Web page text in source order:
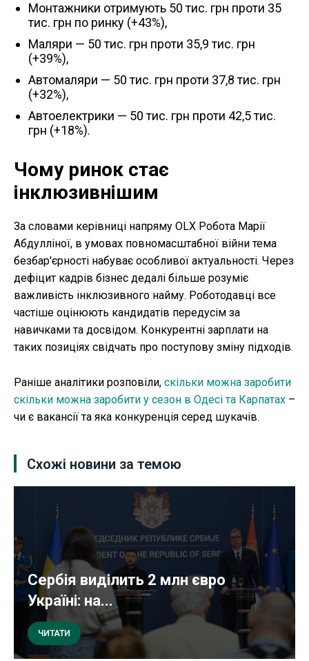
Монтажники отримують 50 тис. грн проти 35
тис. грн по ринку (+43%),
Маляри — 50 тис. грн проти 35,9 тис. грн
(+39%),
Автомаляри — 50 тис. грн проти 37,8 тис. грн
(+32%),
Автоелектрики — 50 тис. грн проти 42,5 тис.
грн (+18%).
Чому ринок стає
інклюзивнішим
За словами керівниці напряму OLX Робота Марії
Абдулліної, в умовах повномасштабної війни тема
безбар'єрності набуває особливої актуальності. Через
дефіцит кадрів бізнес дедалі більше розуміє
важливість інклюзивного найму. Роботодавці все
частіше оцінюють кандидатів передусім за
навичками та досвідом. Конкурентні зарплати на
таких позиціях свідчать про поступову зміну підходів.
Раніше аналітики розповіли, скільки можна заробити
скільки можна заробити у сезон в Одесі та Карпатах –
чи є вакансії та яка конкуренція серед шукачів.
Схожі новини за темою
Сербія виділить 2 млн євро
Україні: на...
ЧИТАТИ